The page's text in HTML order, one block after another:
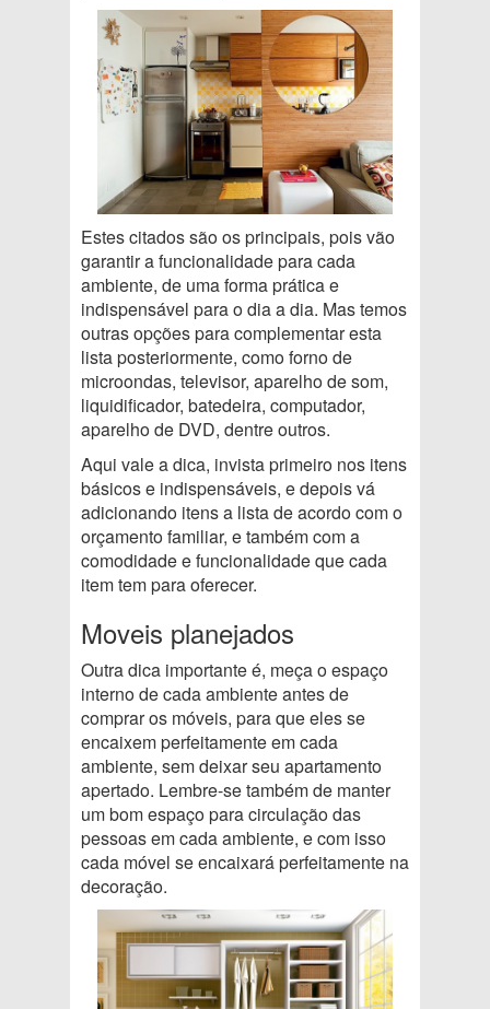
Estes citados são os principais, pois vão
garantir a funcionalidade para cada
ambiente, de uma forma prática e
indispensável para o dia a dia. Mas temos
outras opções para complementar esta
lista posteriormente, como forno de
microondas, televisor, aparelho de som,
liquidificador, batedeira, computador,
aparelho de DVD, dentre outros.
Aqui vale a dica, invista primeiro nos itens
básicos e indispensáveis, e depois vá
adicionando itens a lista de acordo com o
orçamento familiar, e também com a
comodidade e funcionalidade que cada
item tem para oferecer.
Moveis planejados
Outra dica importante é, meça o espaço
interno de cada ambiente antes de
comprar os móveis, para que eles se
encaixem perfeitamente em cada
ambiente, sem deixar seu apartamento
apertado. Lembre-se também de manter
um bom espaço para circulação das
pessoas em cada ambiente, e com isso
cada móvel se encaixará perfeitamente na
decoração.